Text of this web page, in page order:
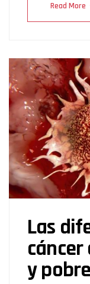
Read More
Las
y